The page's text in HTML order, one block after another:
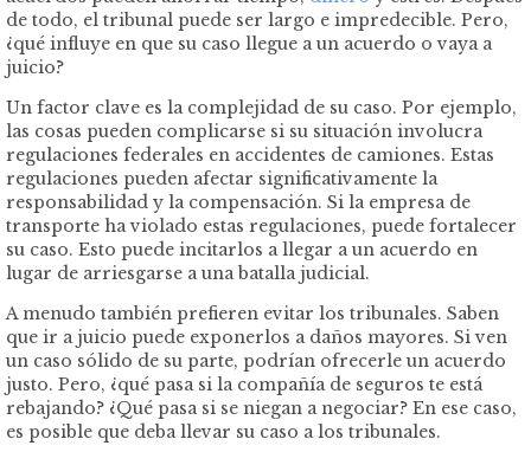
de todo, el tribunal puede ser largo e impredecible. Pero,
¿qué influye en que su caso llegue a un acuerdo o vaya a
juicio?
Un factor clave es la complejidad de su caso. Por ejemplo,
las cosas pueden complicarse si su situación involucra
regulaciones federales en accidentes de camiones. Estas
regulaciones pueden afectar significativamente la
responsabilidad y la compensación. Si la empresa de
transporte ha violado estas regulaciones, puede fortalecer
su caso. Esto puede incitarlos a llegar a un acuerdo en
lugar de arriesgarse a una batalla judicial.
A menudo también prefieren evitar los tribunales. Saben
que ir a juicio puede exponerlos a daños mayores. Si ven
un caso sólido de su parte, podrían ofrecerle un acuerdo
justo. Pero, ¿qué pasa si la compañía de seguros te está
rebajando? ¿Qué pasa si se niegan a negociar? En ese caso,
es posible que deba llevar su caso a los tribunales.